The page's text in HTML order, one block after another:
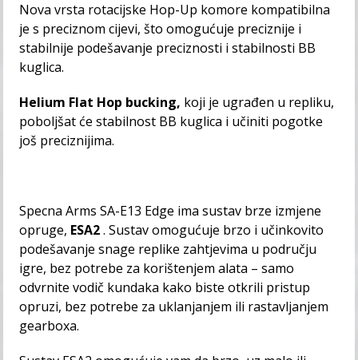
Nova vrsta rotacijske Hop-Up komore kompatibilna
je s preciznom cijevi, što omogućuje preciznije i
stabilnije podešavanje preciznosti i stabilnosti BB
kuglica.
Helium Flat Hop bucking, koji je ugrađen u repliku,
poboljšat će stabilnost BB kuglica i učiniti pogotke
još preciznijima.
Specna Arms SA-E13 Edge ima sustav brze izmjene
opruge, ESA2. Sustav omogućuje brzo i učinkovito
podešavanje snage replike zahtjevima u području
igre, bez potrebe za korištenjem alata – samo
odvrnite vodič kundaka kako biste otkrili pristup
opruzi, bez potrebe za uklanjanjem ili rastavljanjem
gearboxa.